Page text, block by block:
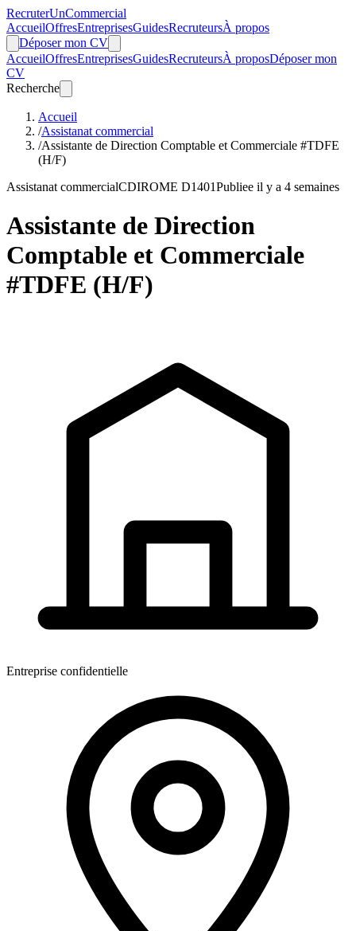
RecruterUnCommercial
AccueilOffresEntreprisesGuidesRecruteursÀ propos
Déposer mon CV
AccueilOffresEntreprisesGuidesRecruteursÀ proposDéposer mon
CV
Recherche
Accueil
/Assistanat commercial
/Assistante de Direction Comptable et Commerciale #TDFE
(H/F)
Assistanat commercialCDIROME D1401Publiee il y a 4 semaines
Assistante de Direction
Comptable et Commerciale
#TDFE (H/F)
Entreprise confidentielle